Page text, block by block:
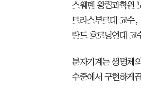
스웨덴 왕립과학원
트라스부르대 교수,
란드 흐로닝언대 교
분자기계는 생명체
수준에서 구현하게